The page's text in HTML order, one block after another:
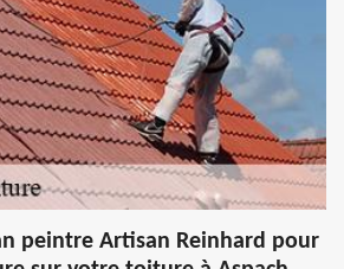
peintre Artisan Reinhard pour